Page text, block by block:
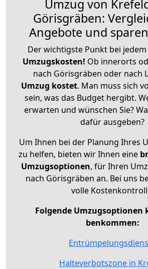
Umzug von
Görisgräben:
Angebote und
Der wichtigste Punkt bei
Umzugskosten! Ob innerorts
nach Görisgräben oder nach
Umzug kostet. Man muss sich
sein, was das Budget hergibt.
erwarten und wünschen Sie?
dafür ausgeben?
Um Ihnen bei der Planung Ihres
zu helfen, bieten wir Ihnen eine
Umzugsoptionen, für Ihren
nach Görisgräben an. Bei uns
volle
Folgende Umzugsoptionen
benkommen:
Halteverbotszone in